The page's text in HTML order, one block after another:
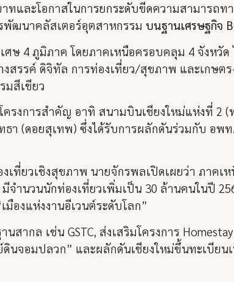
และโอกาสในการยกระดับขีดความสามารถท
พัฒนาคลัสเตอร์อุตสาหกรรม บนฐานเศรษฐกิจ
ษ 4 ภูมิภาค โดยภาคเหนือครอบคลุม 4 จังหวัด
สรรค์ ดิจิทัล การท่องเที่ยว/สุขภาพ และเกษต
มสีเขียว
รงการสำคัญ อาทิ สนามบินเชียงใหม่แห่งที่ 2
า (ดอยสุเทพ) ซึ่งได้รับการผลักดันร่วมกับ อพ
เที่ยวเชิงสุขภาพ นายจักรพลเปิดเผยว่า ภาคเ
มีจำนวนนักท่องเที่ยวเพิ่มเป็น 30 ล้านคนในปี
มืองแห่งงานอีเวนต์ระดับโลก”
ากล เช่น GSTC, ส่งเสริมโครงการ
นจอมปลวก” และผลักดันเชียงใหม่ขึ้นทะเบีย